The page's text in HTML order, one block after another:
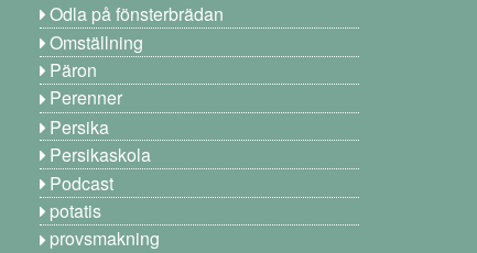
Odla på fönsterbrädan
Omställning
Päron
Perenner
Persika
Persikaskola
Podcast
potatis
provsmakning